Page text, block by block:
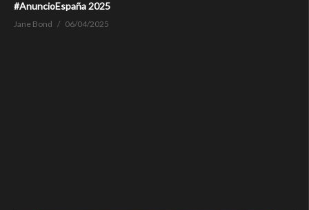
#AnuncioEspaña 2025
Jane Bond 06/04/2025